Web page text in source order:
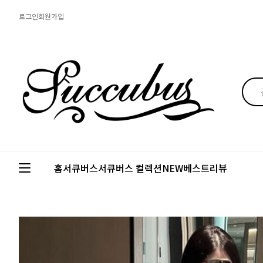
로그인회원가입
홈서큐버스서큐버스 컬렉션NEW베스트리뷰